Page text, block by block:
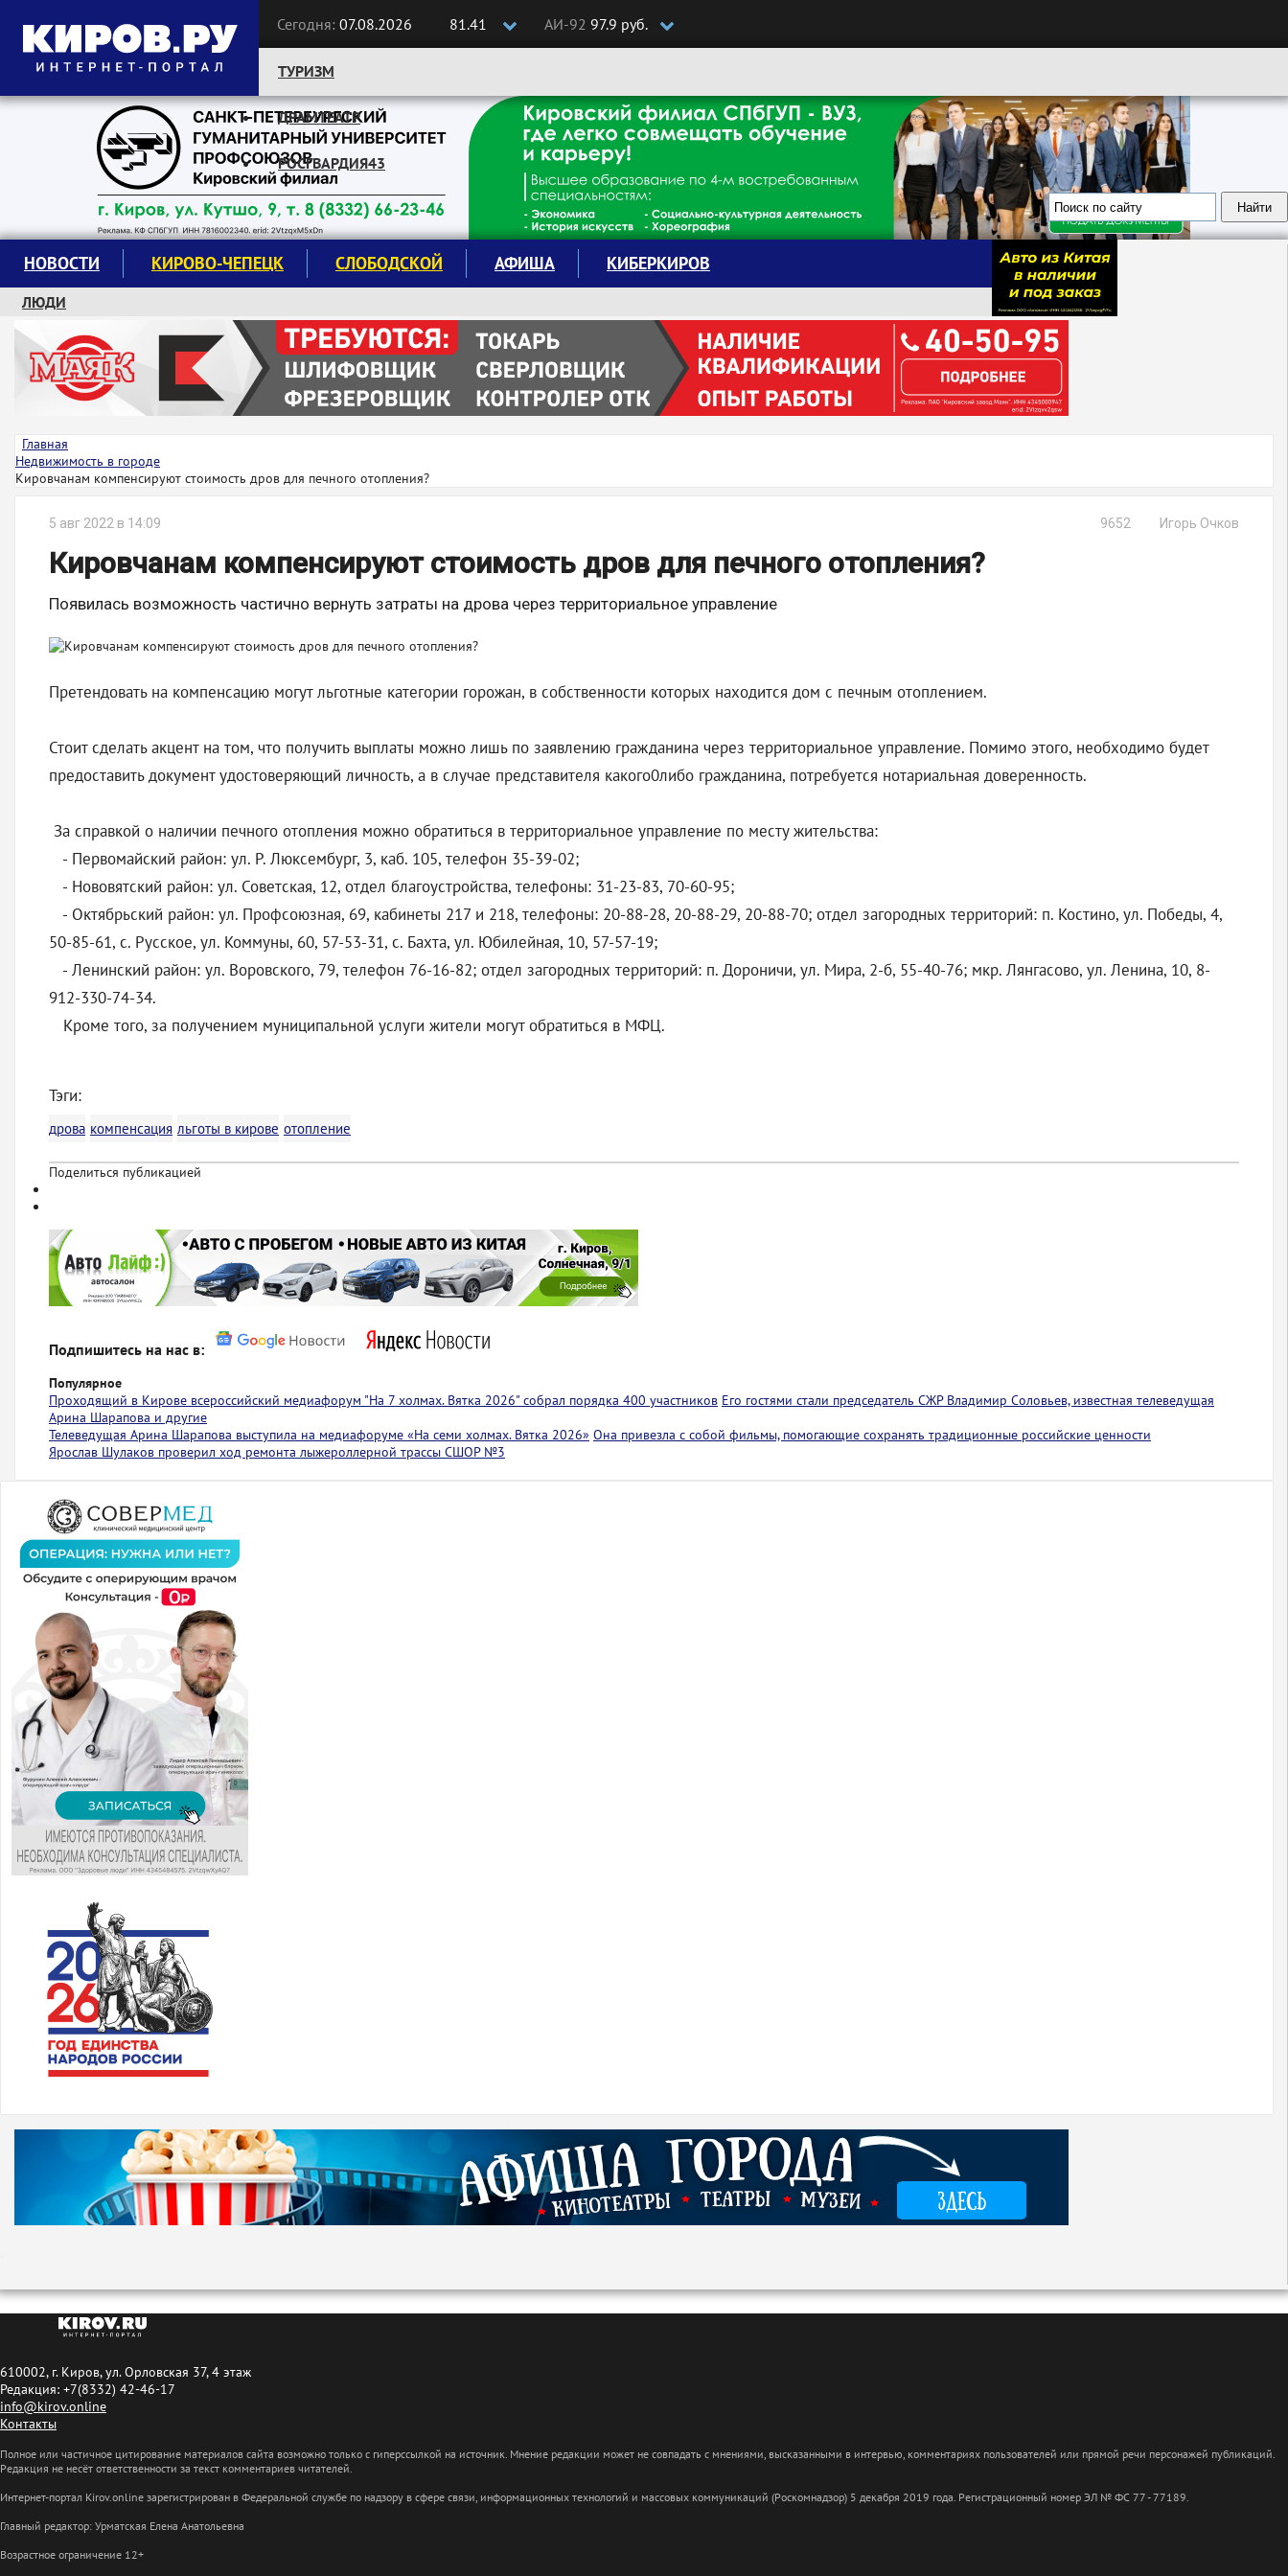
Сегодня: 07.08.2026 81.41 АИ-92 97.9 руб.
Следите за новостями:
ТУРИЗМ
ДРАМТЕАТР
РОСГВАРДИЯ43
НОВОСТИ КИРОВО-ЧЕПЕЦК СЛОБОДСКОЙ АФИША КИБЕРКИРОВ
ЛЮДИ
КРУЖКИ И СЕКЦИИ
ЗАВОДУ "МАЯК" 85 ЛЕТ
ЭКОЛОГИЯ
Главная
Недвижимость в городе
Кировчанам компенсируют стоимость дров для печного отопления?
5 авг 2022 в 14:09 Игорь Очков
9652
Кировчанам компенсируют стоимость дров для печного отопления?
Появилась возможность частично вернуть затраты на дрова через территориальное управление
Претендовать на компенсацию могут льготные категории горожан, в собственности которых находится дом с печным отоплением.
Стоит сделать акцент на том, что получить выплаты можно лишь по заявлению гражданина через территориальное управление. Помимо этого, необходимо будет
предоставить документ удостоверяющий личность, а в случае представителя какого0либо гражданина, потребуется нотариальная доверенность.
За справкой о наличии печного отопления можно обратиться в территориальное управление по месту жительства:
- Первомайский район: ул. Р. Люксембург, 3, каб. 105, телефон 35-39-02;
- Нововятский район: ул. Советская, 12, отдел благоустройства, телефоны: 31-23-83, 70-60-95;
- Октябрьский район: ул. Профсоюзная, 69, кабинеты 217 и 218, телефоны: 20-88-28, 20-88-29, 20-88-70; отдел загородных территорий: п. Костино, ул. Победы, 4,
50-85-61, с. Русское, ул. Коммуны, 60, 57-53-31, с. Бахта, ул. Юбилейная, 10, 57-57-19;
- Ленинский район: ул. Воровского, 79, телефон 76-16-82; отдел загородных территорий: п. Дороничи, ул. Мира, 2-б, 55-40-76; мкр. Лянгасово, ул. Ленина, 10, 8-
912-330-74-34.
Кроме того, за получением муниципальной услуги жители могут обратиться в МФЦ.
Тэги:
дрова компенсация льготы в кирове отопление
Поделиться публикацией
Подпишитесь на нас в:
Популярное
Проходящий в Кирове всероссийский медиафорум "На 7 холмах. Вятка 2026" собрал порядка 400 участников Его гостями стали председатель СЖР Владимир Соловьев, известная телеведущая
Арина Шарапова и другие
Телеведущая Арина Шарапова выступила на медиафоруме «На семи холмах. Вятка 2026» Она привезла с собой фильмы, помогающие сохранять традиционные российские ценности
Ярослав Шулаков проверил ход ремонта лыжероллерной трассы СШОР №3
610002, г. Киров, ул. Орловская 37, 4 этаж
Редакция: +7(8332) 42-46-17
info@kirov.online
Контакты
Полное или частичное цитирование материалов сайта возможно только с гиперссылкой на источник. Мнение редакции может не совпадать с мнениями, высказанными в интервью, комментариях пользователей или прямой речи персонажей публикаций.
Редакция не несёт ответственности за текст комментариев читателей.
Интернет-портал Kirov.online зарегистрирован в Федеральной службе по надзору в сфере связи, информационных технологий и массовых коммуникаций (Роскомнадзор) 5 декабря 2019 года. Регистрационный номер ЭЛ № ФС 77 - 77189.
Главный редактор: Урматская Елена Анатольевна
Возрастное ограничение 12+